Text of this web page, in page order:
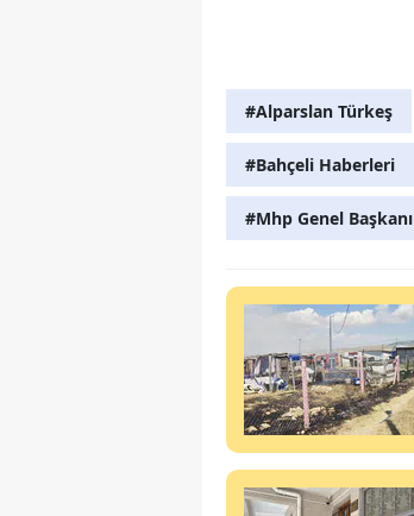
#Alparslan Türkeş
#Bahçeli Haberleri
#Mhp Genel Başkanı